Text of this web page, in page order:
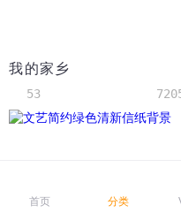
我的家乡
53
首页 分类